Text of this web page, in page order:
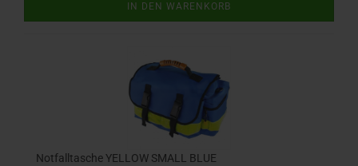
IN DEN WARENKORB
Notfalltasche YELLOW SMALL BLUE